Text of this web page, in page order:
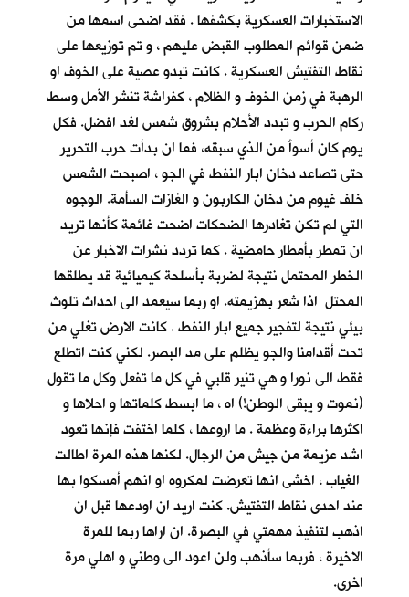
الاستخبارات العسكرية بكشفها . فقد اضحى اسمها من
ضمن قوائم المطلوب القبض عليهم ، و تم توزيعها على
نقاط التفتيش العسكرية . كانت تبدو عصية على الخوف او
الرهبة في زمن الخوف و الظلام ، كفراشة تنشر الأمل وسط
ركام الحرب و تبدد الأحلام بشروق شمس لغد افضل. فكل
يوم كان أسوأَ من الذي سبقه، فما ان بدأت حرب التحرير
حتى تصاعد دخان ابار النفط في الجو ، اصبحت الشمس
خلف غيوم من دخان الكاربون و الغازات السأمة. الوجوه
التي لم تكن تغادرها الضحكات اضحت غائمة كأنها تريد
ان تمطر بأمطار حامضية . كما تردد نشرات الاخبار عن
الخطر المحتمل نتيجة لضربة بأسلحة كيميائية قد يطلقها
المحتل اذا شعر بهزيمته. او ربما سيعمد الى احداث تلوث
بيئي نتيجة لتفجير جميع ابار النفط . كانت الارض تغلي من
تحت أقدامنا والجو يظلم على مد البصر. لكني كنت اتطلع
فقط الى نورا و هي تنير قلبي في كل ما تفعل وكل ما تقول
(نموت و يبقى الوطن!) اه ، ما ابسط كلماتها و احلاها و
اكثرها براءة وعظمة . ما اروعها ، كلما اختفت فإنها تعود
اشد عزيمة من جيش من الرجال. لكنها هذه المرة اطالت
الغياب ، اخشى انها تعرضت لمكروه او انهم أمسكوا بها
عند احدى نقاط التفتيش. كنت اريد ان اودعها قبل ان
اذهب لتنفيذ مهمتي في البصرة. ان اراها ربما للمرة
الاخيرة ، فربما سأذهب ولن اعود الى وطني و اهلي مرة
اخرى.